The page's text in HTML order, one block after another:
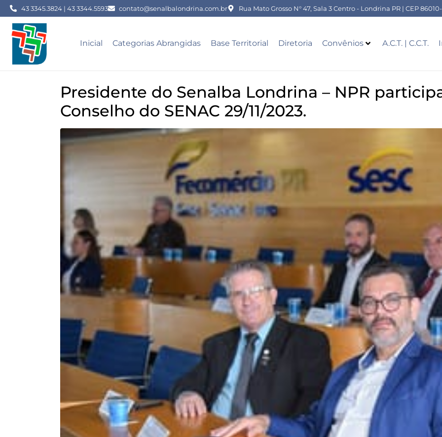
43 3345.3824 | 43 3344.5593 contato@senalbalondrina.com.br Rua Mato Grosso N° 47, Sala 3 Centro - Londrina PR | CEP
Inicial Categorias Abrangidas Base Territorial Diretoria Convênios A.C.T. | C.C.T.
Presidente do Senalba Londrina – NPR
Conselho do SENAC 29/11/2023.